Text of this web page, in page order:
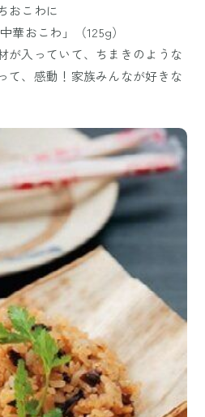
おこわに
華おこわ」（125g）
が入っていて、ちまきのような
て、感動！家族みんなが好きな